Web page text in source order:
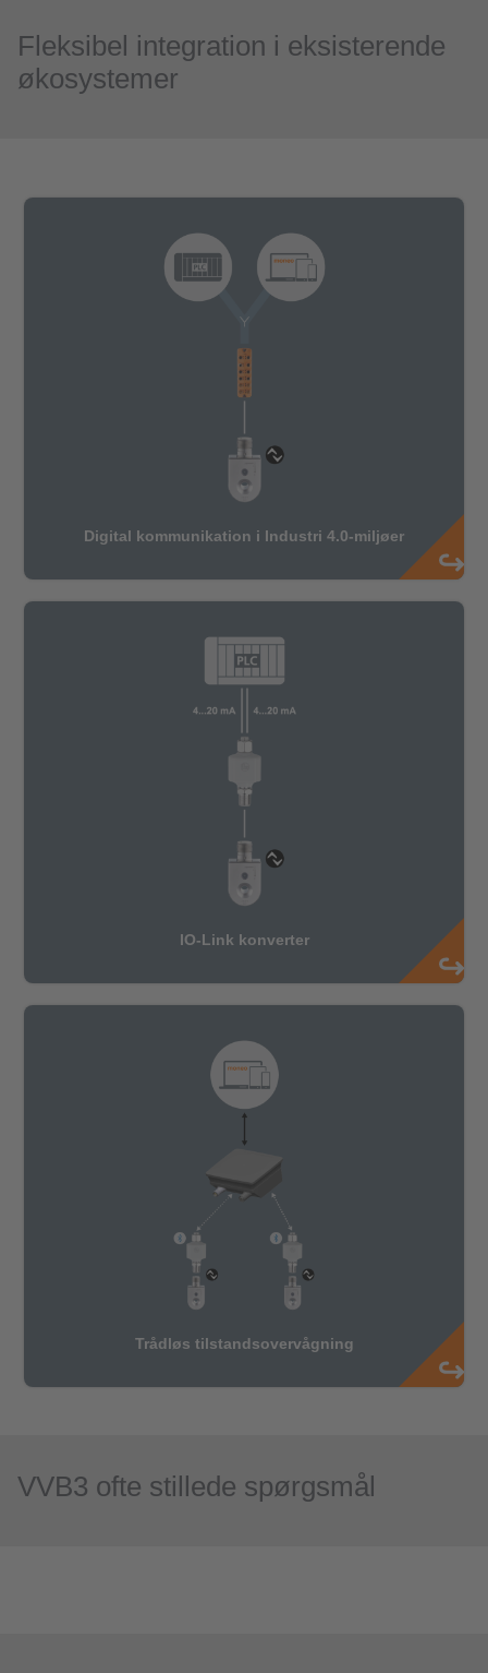
Fleksibel integration i eksisterende
økosystemer
VVB3 ofte stillede spørgsmål